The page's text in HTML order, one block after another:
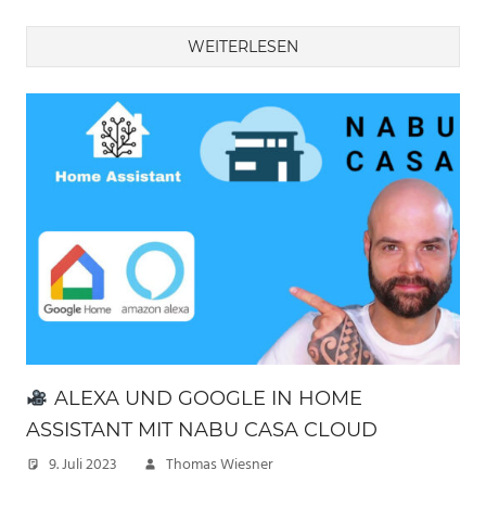
WEITERLESEN
ALEXA UND GOOGLE IN HOME
ASSISTANT MIT NABU CASA CLOUD
9. Juli 2023 Thomas Wiesner